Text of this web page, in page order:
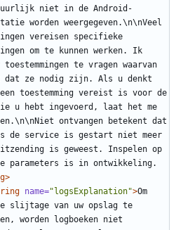
niet in de Android-
worden weergegeven.\n\nVeel
vereisen specifieke
om te kunnen werken. Ik
toestemmingen te vragen waarvan
dat ze nodig zijn. Als u denkt
toestemming vereist is voor de
u hebt ingevoerd, laat het me
ontvangen betekent dat
de service is gestart niet meer
is geweest. Inspelen op
parameters is in ontwikkeling.
name="logsExplanation">Om
slijtage van uw opslag te
worden logboeken niet